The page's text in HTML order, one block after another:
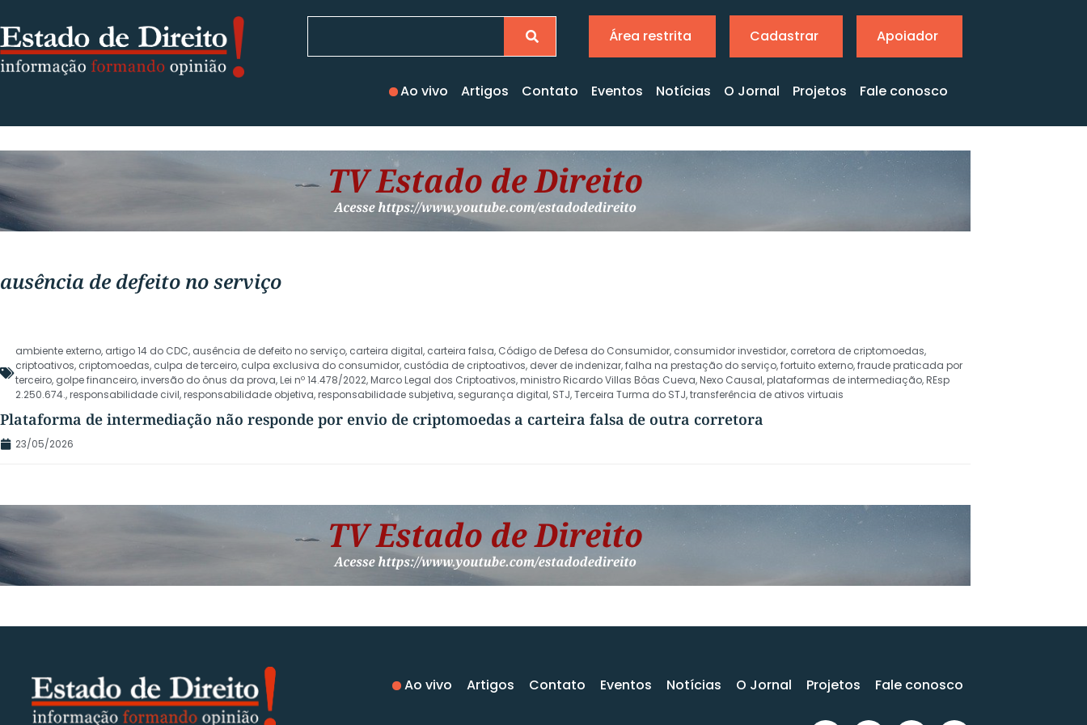
Área restrita Cadastrar Apoiador
Ao vivo Artigos Contato Eventos Notícias O Jornal Projetos Fale conosco
ausência de defeito no serviço
ambiente externo, artigo 14 do CDC, ausência de defeito no serviço, carteira digital, carteira falsa, Código de Defesa do Consumidor, consumidor investidor, corretora de criptomoedas,
criptoativos, criptomoedas, culpa de terceiro, culpa exclusiva do consumidor, custódia de criptoativos, dever de indenizar,falha na prestação do serviço,fortuito externo,fraude praticada por
terceiro, golpe financeiro,inversão do ônus da prova,Lei nº 14.478/2022,Marco Legal dos Criptoativos,ministro Ricardo Villas Bôas Cueva,Nexo Causal,plataformas de intermediação,REsp
2.250.674.,responsabilidade civil,responsabilidade objetiva,responsabilidade subjetiva, segurança digital, STJ,Terceira Turma do STJ,transferência de ativos virtuais
Plataforma de intermediação não responde por envio de criptomoedas a carteira falsa de outra corretora
23/05/2026
Ao vivo Artigos Contato Eventos Notícias O Jornal Projetos Fale conosco